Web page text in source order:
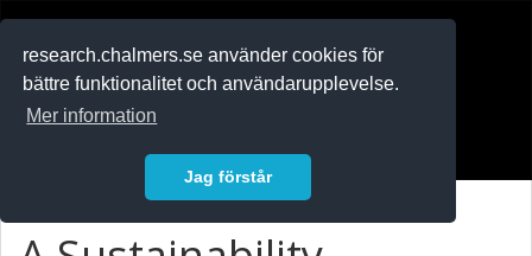
research.chalmers.se använder cookies för
bättre funktionalitet och användarupplevelse.
Mer information
Jag förstår